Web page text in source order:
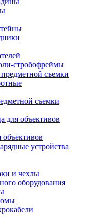
стробофреймы
съемки
съемки
для объективов
устройства
и чехлы
оборудования